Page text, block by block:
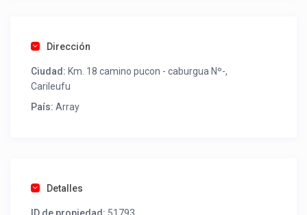
como un profesional sin COMISIONES ni ESTAFAS.
Tel contacto propiedad:(56) 981898801
Dirección
Ciudad: Km. 18 camino pucon - caburgua Nº-,
Carileufu
País: Array
Detalles